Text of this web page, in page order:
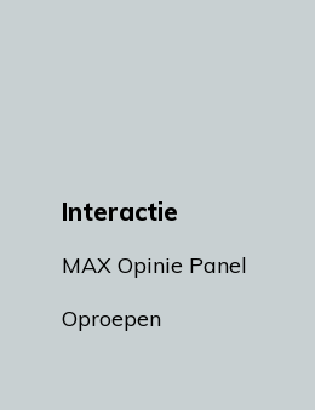
Interactie
MAX Opinie Panel
Oproepen